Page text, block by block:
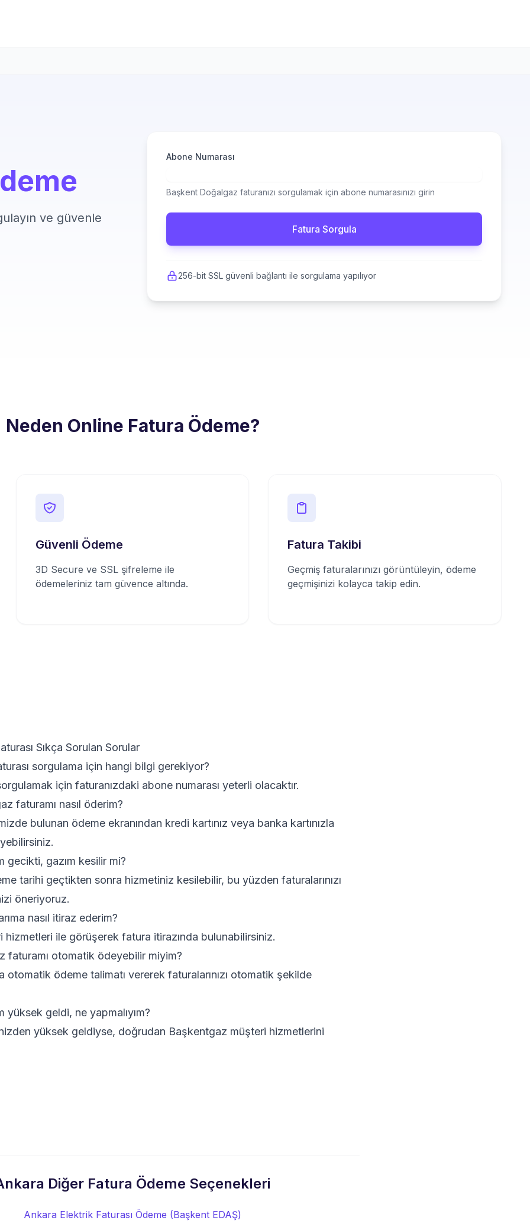
ve güvenle
Abone Numarası
Başkent Doğalgaz faturanızı sorgulamak için abone numarasınızı girin
Fatura Sorgula
256-bit SSL güvenli bağlantı ile sorgulama yapılıyor
Neden Online Fatura Ödeme?
Güvenli Ödeme
3D Secure ve SSL şifreleme ile
ödemeleriniz tam güvence altında.
Fatura Takibi
Geçmiş faturalarınızı görüntüleyin, ödeme
geçmişinizi kolayca takip edin.
Sıkça Sorulan Sorular
sorgulama için hangi bilgi gerekiyor?
için faturanızdaki abone numarası yeterli olacaktır.
faturamı nasıl öderim?
bulunan ödeme ekranından kredi kartınız veya banka kartınızla
gecikti, gazım kesilir mi?
tarihi geçtikten sonra hizmetiniz kesilebilir, bu yüzden faturalarınızı
öneriyoruz.
nasıl itiraz ederim?
ile görüşerek fatura itirazında bulunabilirsiniz.
faturamı otomatik ödeyebilir miyim?
otomatik ödeme talimatı vererek faturalarınızı otomatik şekilde
geldi, ne yapmalıyım?
yüksek geldiyse, doğrudan Başkentgaz müşteri hizmetlerini
Diğer Fatura Ödeme Seçenekleri
Ankara Elektrik Faturası Ödeme (Başkent EDAŞ)